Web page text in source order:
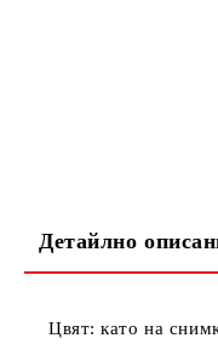
Детайлно
Цвят: като на